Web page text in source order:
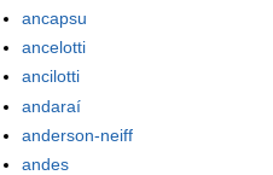
ancapsu
ancelotti
ancilotti
andaraí
anderson-neiff
andes